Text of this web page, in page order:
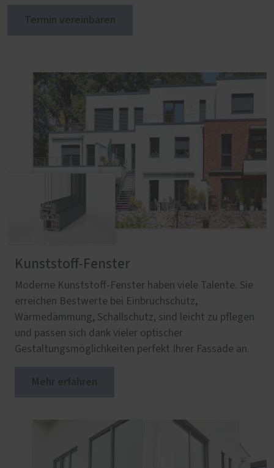
Kunststoff-Fenster
Moderne Kunststoff-Fenster haben viele Talente. Sie
erreichen Bestwerte bei Einbruchschutz,
Wärmedämmung, Schallschutz, sind leicht zu pflegen
und passen sich dank vieler optischer
Gestaltungsmöglichkeiten perfekt Ihrer Fassade an.